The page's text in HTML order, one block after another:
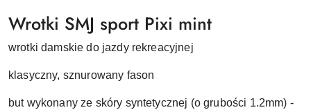
Wrotki SMJ sport Pixi mint
wrotki damskie do jazdy rekreacyjnej
klasyczny, sznurowany fason
but wykonany ze skóry syntetycznej (o grubości 1.2mm) -